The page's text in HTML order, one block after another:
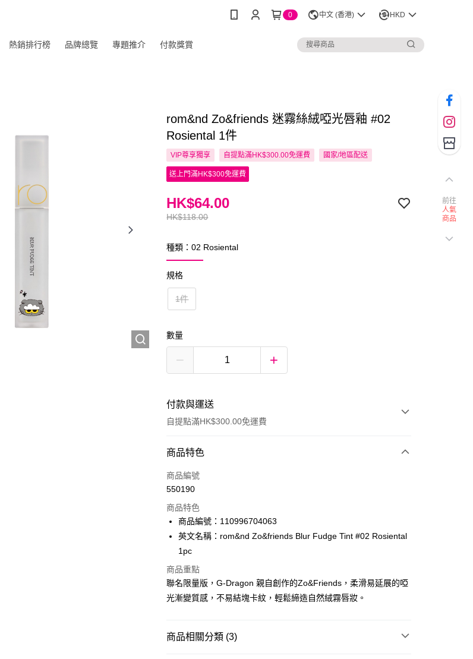
0 中文 (香港) HKD
熱銷排行榜 品牌總覽 專題推介 付款獎賞
rom&nd Zo&friends 迷霧絲絨啞光唇釉 #02
Rosiental 1件
VIP尊享獨享 自提點滿HK$300.00免運費 國家/地區配送
送上門滿HK$300免運費
HK$118.00
HK$64.00
種類：02 Rosiental
規格
1件
數量
付款與運送
自提點滿HK$300.00免運費
付款方式
信用卡
AlipayHK
PayMe
BoC Pay
順豐自助櫃 - 確認發貨後1-3個工作天送達
商品特色
商品編號
550190
商品特色
商品編號：110996704063
英文名稱：rom&nd Zo&friends Blur Fudge Tint #02 Rosiental
1pc
商品重點
聯名限量版，G-Dragon 親自創作的Zo&Friends，柔滑易延展的啞
光漸變質感，不易結塊卡紋，輕鬆締造自然絨霧唇妝。
商品相關分類 (3)
前往
人氣
商品